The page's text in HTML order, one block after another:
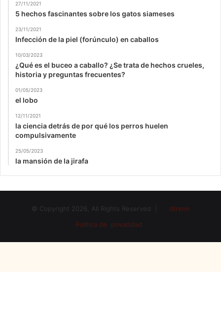
27/11/2021
5 hechos fascinantes sobre los gatos siameses
23/11/2021
Infección de la piel (forúnculo) en caballos
10/03/2023
¿Qué es el buceo a caballo? ¿Se trata de hechos crueles,
historia y preguntas frecuentes?
01/05/2023
el lobo
12/11/2021
la ciencia detrás de por qué los perros huelen
compulsivamente
25/05/2023
la mansión de la jirafa
© Copyright 2026, All Rights Reserved |
dtrenn
Política de privacidad